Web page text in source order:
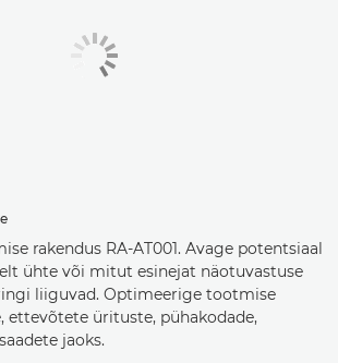
rakendus RA-AT001. Avage potentsiaal
ühte või mitut esinejat näotuvastuse
liiguvad. Optimeerige tootmise
ettevõtete ürituste, pühakodade,
jaoks.